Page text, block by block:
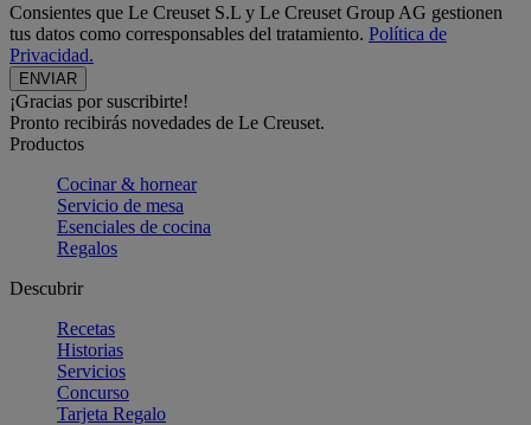
Consientes que Le Creuset S.L y Le Creuset Group AG gestionen
tus datos como corresponsables del tratamiento. Política de
Privacidad.
¡Gracias por suscribirte!
Pronto recibirás novedades de Le Creuset.
Productos
Cocinar & hornear
Servicio de mesa
Esenciales de cocina
Regalos
Descubrir
Recetas
Historias
Servicios
Concurso
Tarjeta Regalo